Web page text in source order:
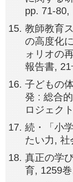
pp. 71-80,
教師教育
の高度化
ォリオの
報告書,
子どもの
発 : 総合
ロジェク
続・「小
たい力, 社
真正の学
育, 1259